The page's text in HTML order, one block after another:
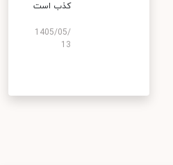
کذب است
1405/05/
13